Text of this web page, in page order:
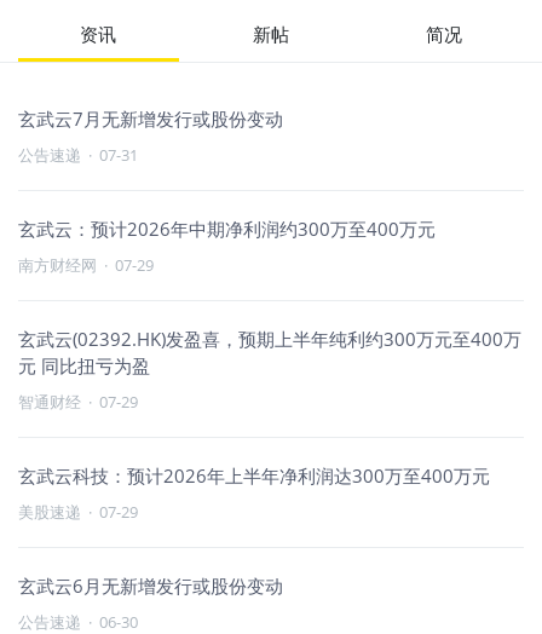
资讯 新帖 简况
玄武云7月无新增发行或股份变动
公告速递 · 07-31
玄武云：预计2026年中期净利润约300万至400万元
南方财经网 · 07-29
玄武云(02392.HK)发盈喜，预期上半年纯利约300万元至400万
元 同比扭亏为盈
智通财经 · 07-29
玄武云科技：预计2026年上半年净利润达300万至400万元
美股速递 · 07-29
玄武云6月无新增发行或股份变动
公告速递 · 06-30